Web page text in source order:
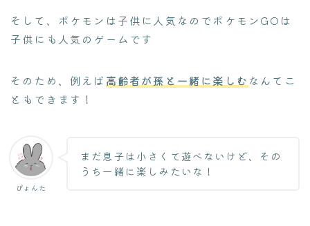
そして、ポケモンは子供に人気なのでポケモンGOは
子供にも人気のゲームです
そのため、例えば 高齢者が孫と一緒に楽しむ なんてこ
ともできます！
ぴょんた
まだ息子は小さくて遊べないけど、その
うち一緒に楽しみたいな！